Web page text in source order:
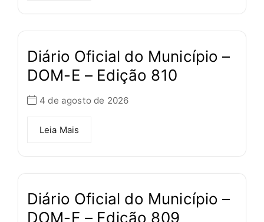
Diário Oficial do Município –
DOM-E – Edição 810
4 de agosto de 2026
Leia Mais
Diário Oficial do Município –
DOM-E – Edição 809